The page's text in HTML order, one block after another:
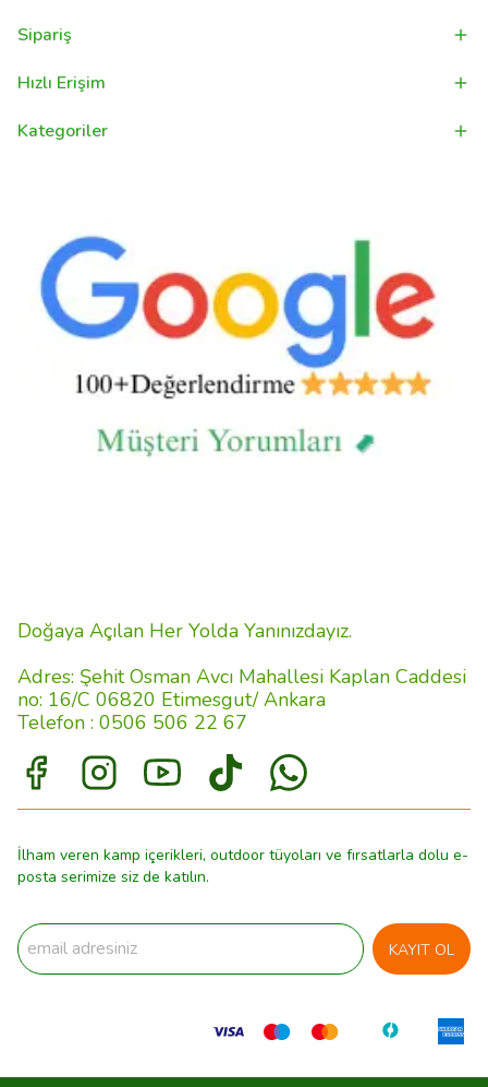
Sipariş
Hızlı Erişim
Kategoriler
Doğaya Açılan Her Yolda Yanınızdayız.
Adres: Şehit Osman Avcı Mahallesi Kaplan Caddesi
no: 16/C 06820 Etimesgut/ Ankara
Telefon : 0506 506 22 67
İlham veren kamp içerikleri, outdoor tüyoları ve fırsatlarla dolu e-
posta serimize siz de katılın.
KAYIT OL